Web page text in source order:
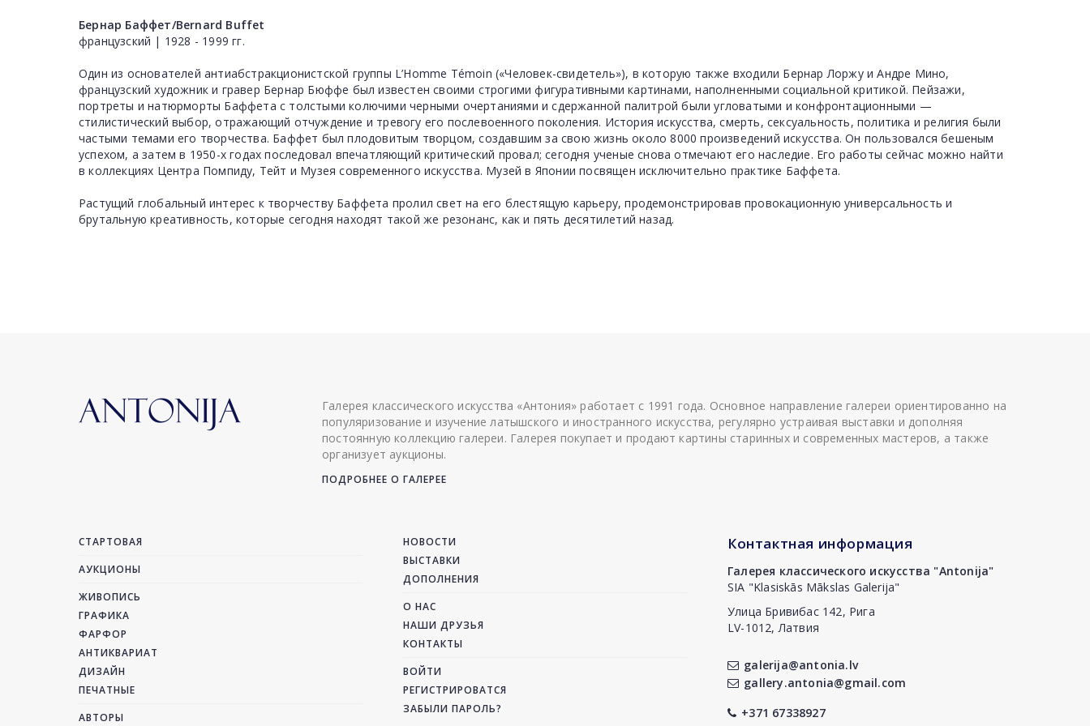
Бернар Баффет/Bernard Buffet
французский | 1928 - 1999 гг.
Один из основателей антиабстракционистской группы L’Homme Témoin («Человек-свидетель»), в которую также входили Бернар Лоржу и Андре Мино,
французский художник и гравер Бернар Бюффе был известен своими строгими фигуративными картинами, наполненными социальной критикой. Пейзажи,
портреты и натюрморты Баффета с толстыми колючими черными очертаниями и сдержанной палитрой были угловатыми и конфронтационными —
стилистический выбор, отражающий отчуждение и тревогу его послевоенного поколения. История искусства, смерть, сексуальность, политика и религия были
частыми темами его творчества. Баффет был плодовитым творцом, создавшим за свою жизнь около 8000 произведений искусства. Он пользовался бешеным
успехом, а затем в 1950-х годах последовал впечатляющий критический провал; сегодня ученые снова отмечают его наследие. Его работы сейчас можно найти
в коллекциях Центра Помпиду, Тейт и Музея современного искусства. Музей в Японии посвящен исключительно практике Баффета.
Растущий глобальный интерес к творчеству Баффета пролил свет на его блестящую карьеру, продемонстрировав провокационную универсальность и
брутальную креативность, которые сегодня находят такой же резонанс, как и пять десятилетий назад.
Галерея классического искусства «Антония» работает с 1991 года. Основное направление галереи ориентированно на
популяризование и изучение латышского и иностранного искусства, регулярно устраивая выставки и дополняя
постоянную коллекцию галереи. Галерея покупает и продают картины старинных и современных мастеров, а также
организует аукционы.
ПОДРОБНЕЕ О ГАЛЕРЕЕ
СТАРТОВАЯ
АУКЦИОНЫ
ЖИВОПИСЬ
ГРАФИКА
ФАРФОР
АНТИКВАРИАТ
ДИЗАЙН
ПЕЧАТНЫЕ
АВТОРЫ
НОВОСТИ
ВЫСТАВКИ
ДОПОЛНЕНИЯ
О НАС
НАШИ ДРУЗЬЯ
КОНТАКТЫ
ВОЙТИ
РЕГИСТРИРОВАТСЯ
ЗАБЫЛИ ПАРОЛЬ?
Контактная информация
Галерея классического искусства "Antonija"
SIA "Klasiskās Mākslas Galerija"
Улица Бривибас 142, Рига
LV-1012, Латвия
galerija@antonia.lv
gallery.antonia@gmail.com
+371 67338927